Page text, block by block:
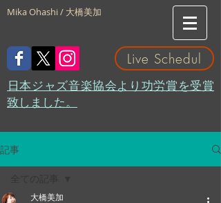
Mika Ohashi / 大橋美加
Live Schedul
​日本ジャズ音楽協会より功労賞を受賞
致しました。
記事
大橋美加